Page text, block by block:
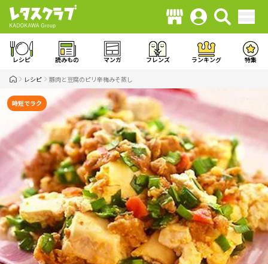
レシピ 読みもの マンガ フレンズ ランキング 特集
レシピ 豚肉と豆腐のピリ辛梅みそ蒸し
時短でラク